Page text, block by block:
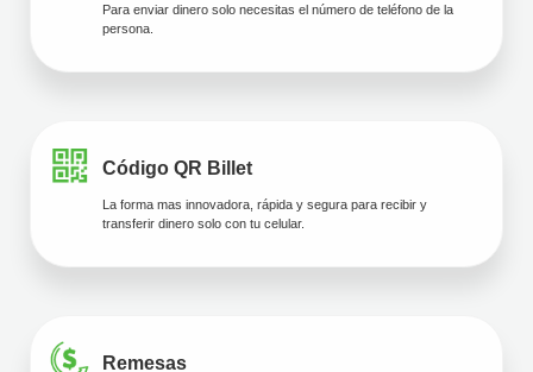
Para enviar dinero solo necesitas el número de teléfono de la
persona.
Código QR Billet
La forma mas innovadora, rápida y segura para recibir y
transferir dinero solo con tu celular.
Remesas